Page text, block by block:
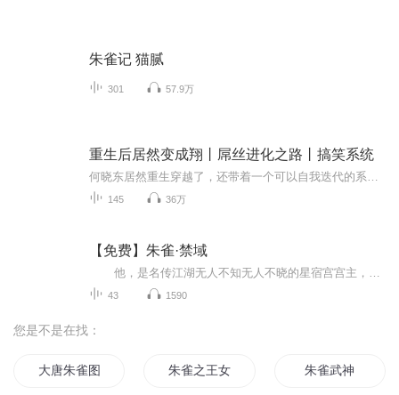
朱雀记 猫腻
301 57.9万
重生后居然变成翔丨屌丝进化之路丨搞笑系统
145 36万
【免费】朱雀·禁域
43 1590
您是不是在找：
大唐朱雀图 朱雀之王女归来 朱雀武神